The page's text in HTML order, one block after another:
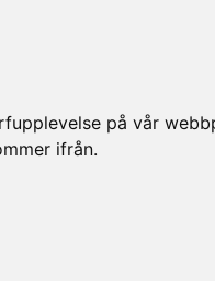
på vår
ifrån.